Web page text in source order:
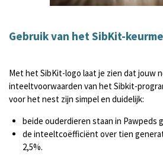
Gebruik van het SibKit-
Met het SibKit-logo laat je zien dat jouw
inteeltvoorwaarden van het Sibkit-
voor het nest zijn simpel en duidelijk:
beide ouderdieren staan in Pawpeds
de inteeltcoëfficiënt over tien
2,5%.